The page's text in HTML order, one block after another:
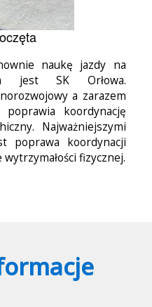
naukę jazdy na
jest SK Orłowa.
a zarazem
poprawia koordynację
Najważniejszymi
poprawa koordynacji
fizycznej.